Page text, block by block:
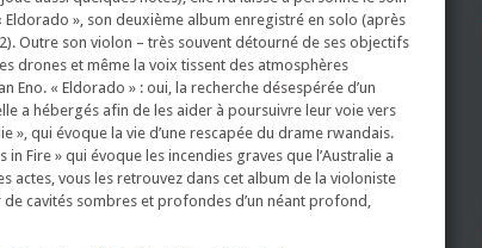
», son deuxième album enregistré en solo (après
Outre son violon – très souvent détourné de ses objectifs
drones et même la voix tissent des atmosphères
« Eldorado » : oui, la recherche désespérée d’un
a hébergés afin de les aider à poursuivre leur voie vers
», qui évoque la vie d’une rescapée du drame rwandais.
Fire » qui évoque les incendies graves que l’Australie a
actes, vous les retrouvez dans cet album de la violoniste
cavités sombres et profondes d’un néant profond,